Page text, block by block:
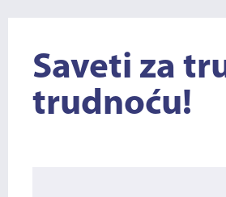
Saveti za
trudnoću!